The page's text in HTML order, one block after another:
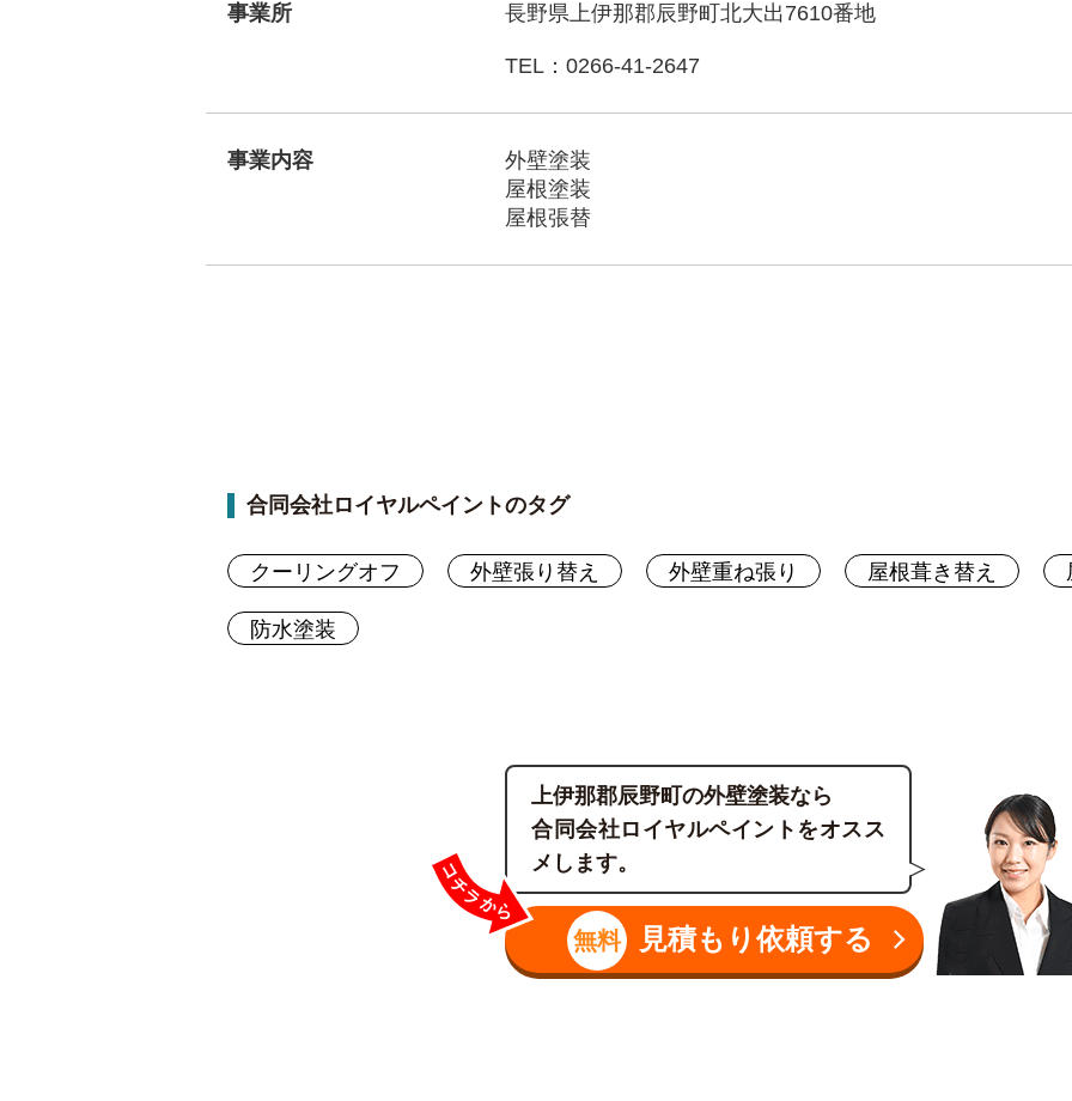
事業所 長野県上伊那郡辰野町北大出7610番地
TEL：0266-41-2647
事業内容
外壁塗装
屋根塗装
屋根張替
合同会社ロイヤルペイントのタグ
クーリングオフ 外壁張り替え 外壁重ね張り 屋根葺き替え
防水塗装
上伊那郡辰野町の外壁塗装なら
合同会社ロイヤルペイントをオスス
メします。
無料 見積もり依頼する